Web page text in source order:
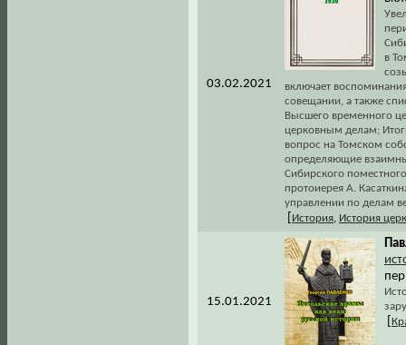
03.02.2021
в
включает
совещании, а также
Высшего временного
церковным делам;
вопрос на Томском
определяющие
Сибирского
протоиерея А.
управлении по делам
История История
15.01.2021